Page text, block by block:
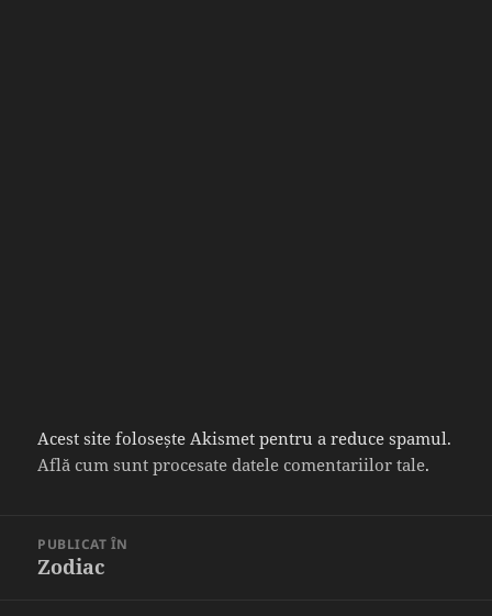
Acest site folosește Akismet pentru a reduce spamul.
Află cum sunt procesate datele comentariilor tale.
articole
PUBLICAT ÎN
Zodiac